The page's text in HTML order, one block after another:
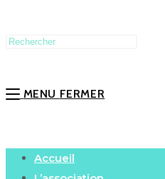
MENU FERMER
Accueil